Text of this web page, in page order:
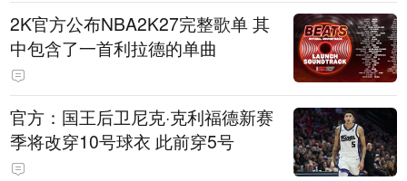
2K官方公布NBA2K27完整歌单 其
中包含了一首利拉德的单曲
官方：国王后卫尼克·克利福德新赛
季将改穿10号球衣 此前穿5号